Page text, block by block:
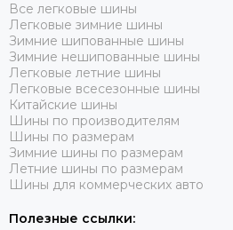
Все легковые шины
Легковые зимние шины
Зимние шипованные шины
Зимние нешипованные шины
Легковые летние шины
Легковые всесезонные шины
Китайские шины
Шины по производителям
Шины по размерам
Зимние шины по размерам
Летние шины по размерам
Шины для коммерческих авто
Полезные ссылки: